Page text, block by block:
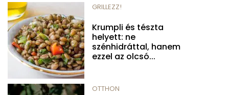
GRILLEZZ!
Krumpli és tészta
helyett: ne
szénhidráttal, hanem
ezzel az olcsó...
OTTHON